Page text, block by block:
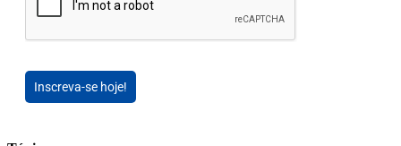
Inscreva-se hoje!